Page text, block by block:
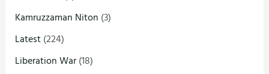
Kamruzzaman Niton (3)
Latest(224)
Liberation War(18)